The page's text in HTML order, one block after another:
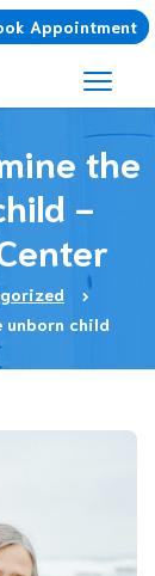
Appointment
the
-
unborn child